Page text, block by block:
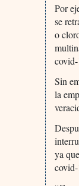
Por
se
o
Sin
la
ya